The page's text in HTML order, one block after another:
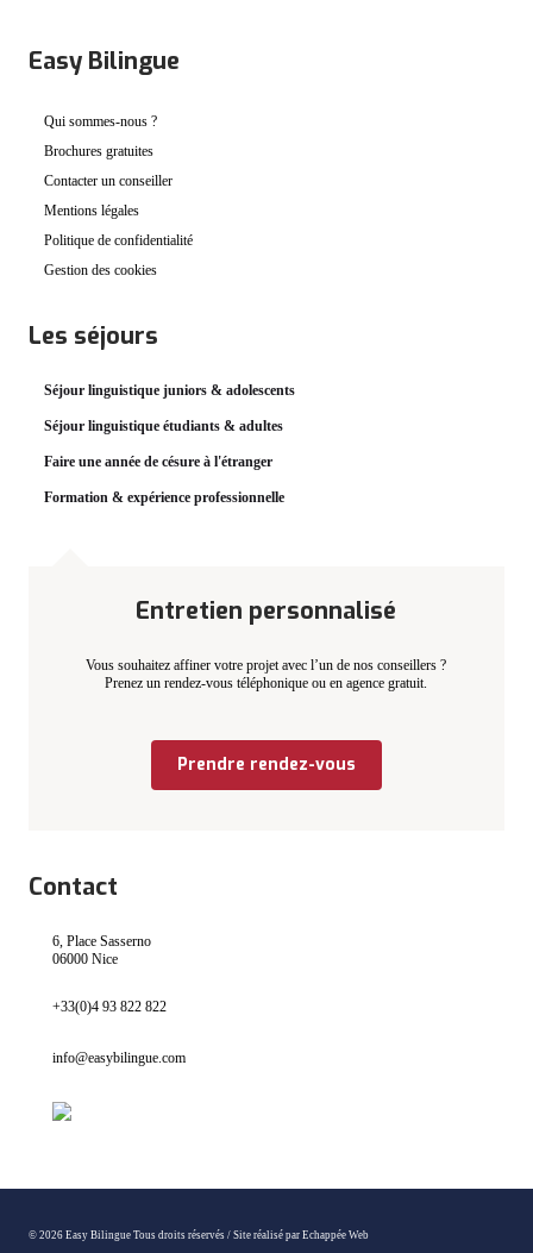
Easy Bilingue
Qui sommes-nous ?
Brochures gratuites
Contacter un conseiller
Mentions légales
Politique de confidentialité
Gestion des cookies
Les séjours
Séjour linguistique juniors & adolescents
Séjour linguistique étudiants & adultes
Faire une année de césure à l'étranger
Formation & expérience professionnelle
Entretien personnalisé
Vous souhaitez affiner votre projet avec l’un de nos conseillers ?
Prenez un rendez-vous téléphonique ou en agence gratuit.
Prendre rendez-vous
Contact
6, Place Sasserno
06000 Nice
+33(0)4 93 822 822
info@easybilingue.com
© 2026 Easy Bilingue Tous droits réservés / Site réalisé par Echappée Web